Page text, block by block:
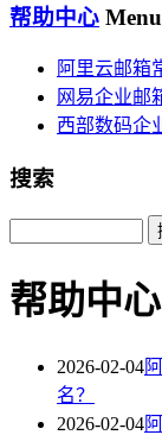
帮助中心 Menu
阿里云邮箱
网易企业邮
西部数码企
搜索
Search
帮助中
2026-02-04
名？
2026-02-04